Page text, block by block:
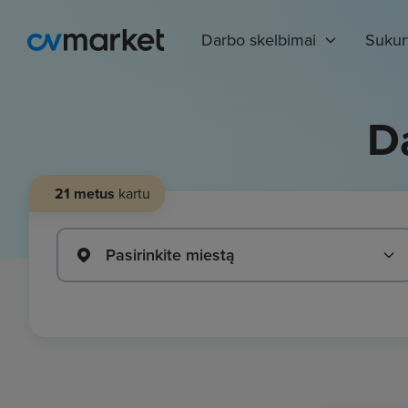
Darbo skelbimai
21 metus kartu
Pasirinkite miestą